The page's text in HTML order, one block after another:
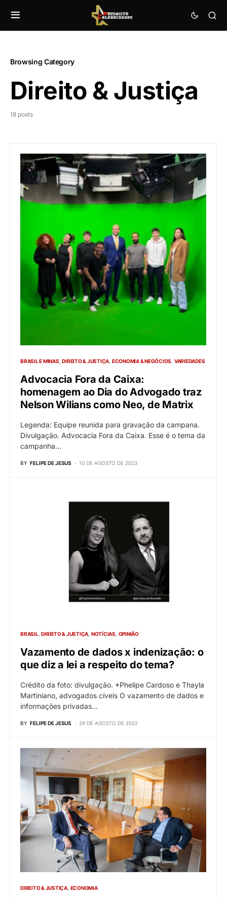
Browsing Category
Direito & Justiça
18 posts
BRASIL E MINAS DIREITO & JUSTIÇA ECONOMIA & NEGÓCIOS VARIEDADES
Advocacia Fora da Caixa:
homenagem ao Dia do Advogado traz
Nelson Wilians como Neo, de Matrix
Legenda: Equipe reunida para gravação da campana.
Divulgação. Advocacia Fora da Caixa. Esse é o tema da
campanha…
BY FELIPE DE JESUS 10 DE AGOSTO DE 2023
BRASIL DIREITO & JUSTIÇA NOTÍCIAS OPINIÃO
Vazamento de dados x indenização: o
que diz a lei a respeito do tema?
Crédito da foto: divulgação. *Phelipe Cardoso e Thayla
Martiniano, advogados cíveis O vazamento de dados e
informações privadas…
BY FELIPE DE JESUS 29 DE AGOSTO DE 2022
DIREITO & JUSTIÇA ECONOMIA